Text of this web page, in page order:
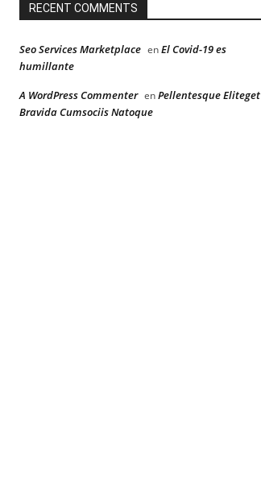
RECENT COMMENTS
Seo Services Marketplace enEl Covid-19 es
humillante
A WordPress Commenter enPellentesque Eliteget
Bravida Cumsociis Natoque